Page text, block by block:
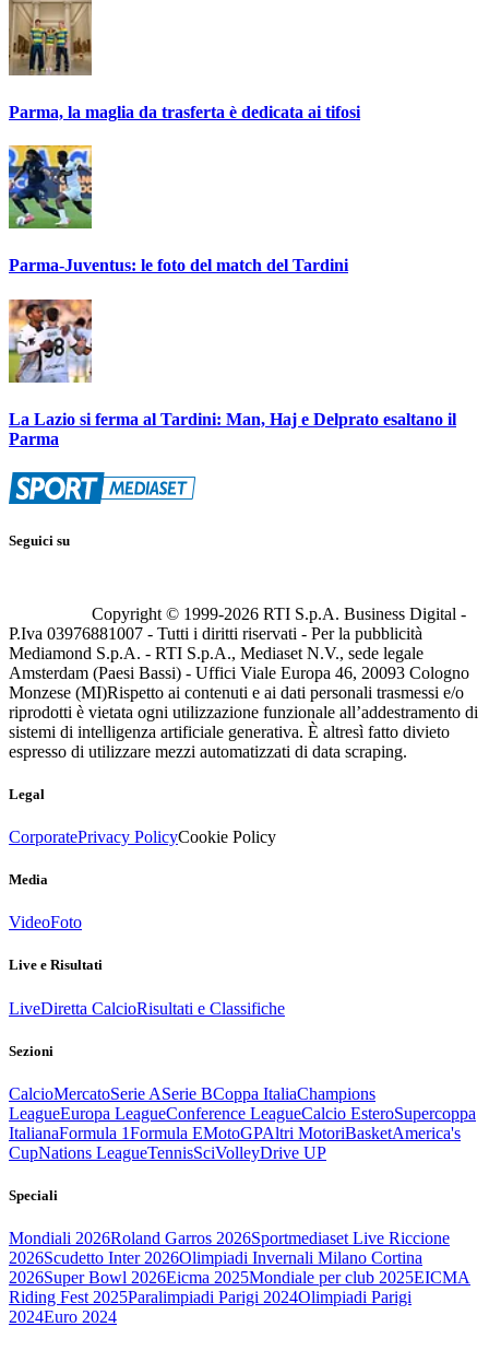
Parma, la maglia da trasferta è dedicata ai tifosi
Parma-Juventus: le foto del match del Tardini
La Lazio si ferma al Tardini: Man, Haj e Delprato esaltano il
Parma
Seguici su
Copyright © 1999-2026 RTI S.p.A. Business Digital -
P.Iva 03976881007 - Tutti i diritti riservati - Per la pubblicità
Mediamond S.p.A. - RTI S.p.A., Mediaset N.V., sede legale
Amsterdam (Paesi Bassi) - Uffici Viale Europa 46, 20093 Cologno
Monzese (MI)Rispetto ai contenuti e ai dati personali trasmessi e/o
riprodotti è vietata ogni utilizzazione funzionale all’addestramento di
sistemi di intelligenza artificiale generativa. È altresì fatto divieto
espresso di utilizzare mezzi automatizzati di data scraping.
Legal
CorporatePrivacy PolicyCookie Policy
Media
VideoFoto
Live e Risultati
LiveDiretta CalcioRisultati e Classifiche
Sezioni
CalcioMercatoSerie ASerie BCoppa ItaliaChampions
LeagueEuropa LeagueConference LeagueCalcio EsteroSupercoppa
ItalianaFormula 1Formula EMotoGPAltri MotoriBasketAmerica's
CupNations LeagueTennisSciVolleyDrive UP
Speciali
Mondiali 2026Roland Garros 2026Sportmediaset Live Riccione
2026Scudetto Inter 2026Olimpiadi Invernali Milano Cortina
2026Super Bowl 2026Eicma 2025Mondiale per club 2025EICMA
Riding Fest 2025Paralimpiadi Parigi 2024Olimpiadi Parigi
2024Euro 2024